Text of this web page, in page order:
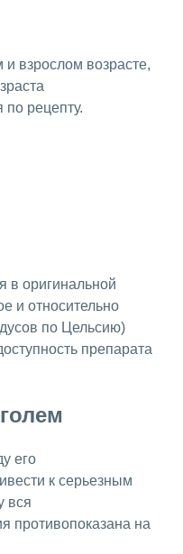
и взрослом возрасте,
по рецепту.
в оригинальной
и относительно
по Цельсию)
препарата
его
к серьезным
вся
противопоказана на